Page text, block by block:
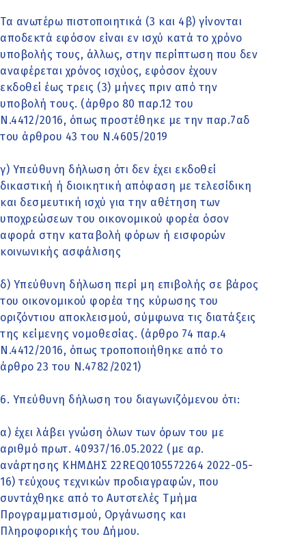
Τα ανωτέρω πιστοποιητικά (3 και 4β) γίνονται
αποδεκτά εφόσον είναι εν ισχύ κατά το χρόνο
υποβολής τους, άλλως, στην περίπτωση που δεν
αναφέρεται χρόνος ισχύος, εφόσον έχουν
εκδοθεί έως τρεις (3) μήνες πριν από την
υποβολή τους. (άρθρο 80 παρ.12 του
Ν.4412/2016, όπως προστέθηκε με την παρ.7αδ
του άρθρου 43 του Ν.4605/2019
γ) Υπεύθυνη δήλωση ότι δεν έχει εκδοθεί
δικαστική ή διοικητική απόφαση με τελεσίδικη
και δεσμευτική ισχύ για την αθέτηση των
υποχρεώσεων του οικονομικού φορέα όσον
αφορά στην καταβολή φόρων ή εισφορών
κοινωνικής ασφάλισης
δ) Υπεύθυνη δήλωση περί μη επιβολής σε βάρος
του οικονομικού φορέα της κύρωσης του
οριζόντιου αποκλεισμού, σύμφωνα τις διατάξεις
της κείμενης νομοθεσίας. (άρθρο 74 παρ.4
Ν.4412/2016, όπως τροποποιήθηκε από το
άρθρο 23 του Ν.4782/2021)
6. Υπεύθυνη δήλωση του διαγωνιζόμενου ότι:
α) έχει λάβει γνώση όλων των όρων του με
αριθμό πρωτ. 40937/16.05.2022 (με αρ.
ανάρτησης ΚΗΜΔΗΣ 22REQ0105572264 2022-05-
16) τεύχους τεχνικών προδιαγραφών, που
συντάχθηκε από τo Αυτοτελές Τμήμα
Προγραμματισμού, Οργάνωσης και
Πληροφορικής του Δήμου.